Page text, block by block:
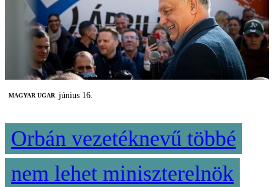
MAGYAR UGAR június 16.
Orbán vezetéknevű többé
nem lehet miniszterelnök